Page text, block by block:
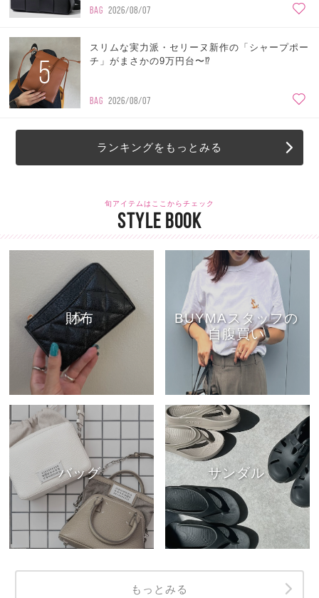
BAG 2026/08/07
5
スリムな実力派・セリーヌ新作の「シャープポー
チ」がまさかの9万円台〜⁉
BAG 2026/08/07
ランキングをもっとみる
旬アイテムはここからチェック
STYLE BOOK
財布
BUYMAスタッフの
自腹買い
バッグ サンダル
もっとみる